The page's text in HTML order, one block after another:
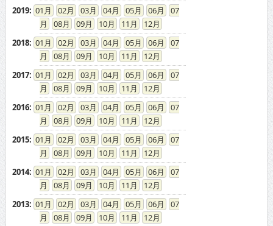
2018: 01 02 03 04 05 06
07
08
09 10 11
12
2017: 01 02 03 04 05 06
07
08
09 10 11
12
2016: 01 02 03 04 05 06
07
08
09 10 11
12
2015: 01 02 03 04 05 06
07
08
09 10 11
12
2014: 01 02 03 04 05 06
07
08
09 10 11
12
2013: 01 02 03 04 05 06
07
08
09 10 11
12
2012: 01 02 03 04 05 06
07
08
09 10 11
12